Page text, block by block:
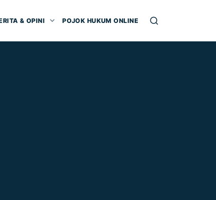
& OPINI POJOK HUKUM ONLINE